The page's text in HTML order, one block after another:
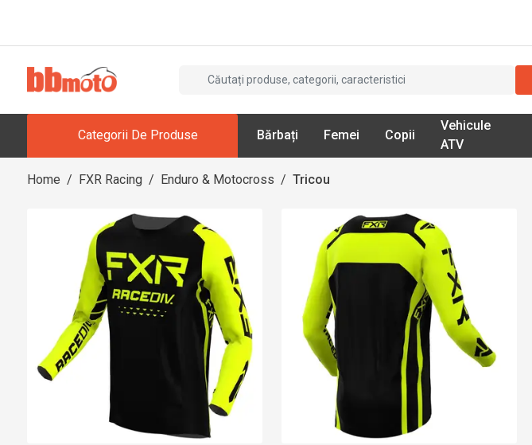
Categorii De Produse Bărbați Femei Copii
Vehicule
ATV
Home / FXR Racing / Enduro & Motocross / Tricou